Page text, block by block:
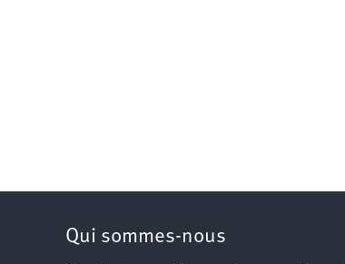
Qui sommes-nous